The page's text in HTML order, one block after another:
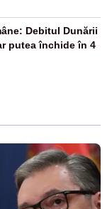
Debitul Dunării
putea închide în 4